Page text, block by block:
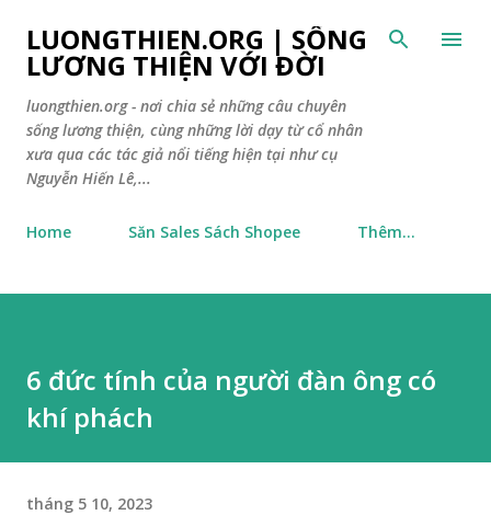
Chuyển đến nội dung chính
LUONGTHIEN.ORG | SỐNG
LƯƠNG THIỆN VỚI ĐỜI
luongthien.org - nơi chia sẻ những câu chuyên
sống lương thiện, cùng những lời dạy từ cổ nhân
xưa qua các tác giả nổi tiếng hiện tại như cụ
Nguyễn Hiến Lê,...
Home Săn Sales Sách Shopee Thêm…
6 đức tính của người đàn ông có
khí phách
tháng 5 10, 2023